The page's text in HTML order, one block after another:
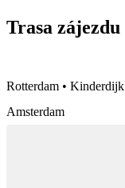
Trasa zájezdu
Rotterdam • Kinderdijk
Amsterdam